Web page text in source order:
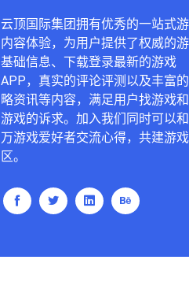
云顶国际集团拥有优秀的一站式
内容体验，为用户提供了权威的
基础信息、下载登录最新的游戏
APP，真实的评论评测以及丰富
略资讯等内容，满足用户找游戏
游戏的诉求。加入我们同时可以
万游戏爱好者交流心得，共建游
区。